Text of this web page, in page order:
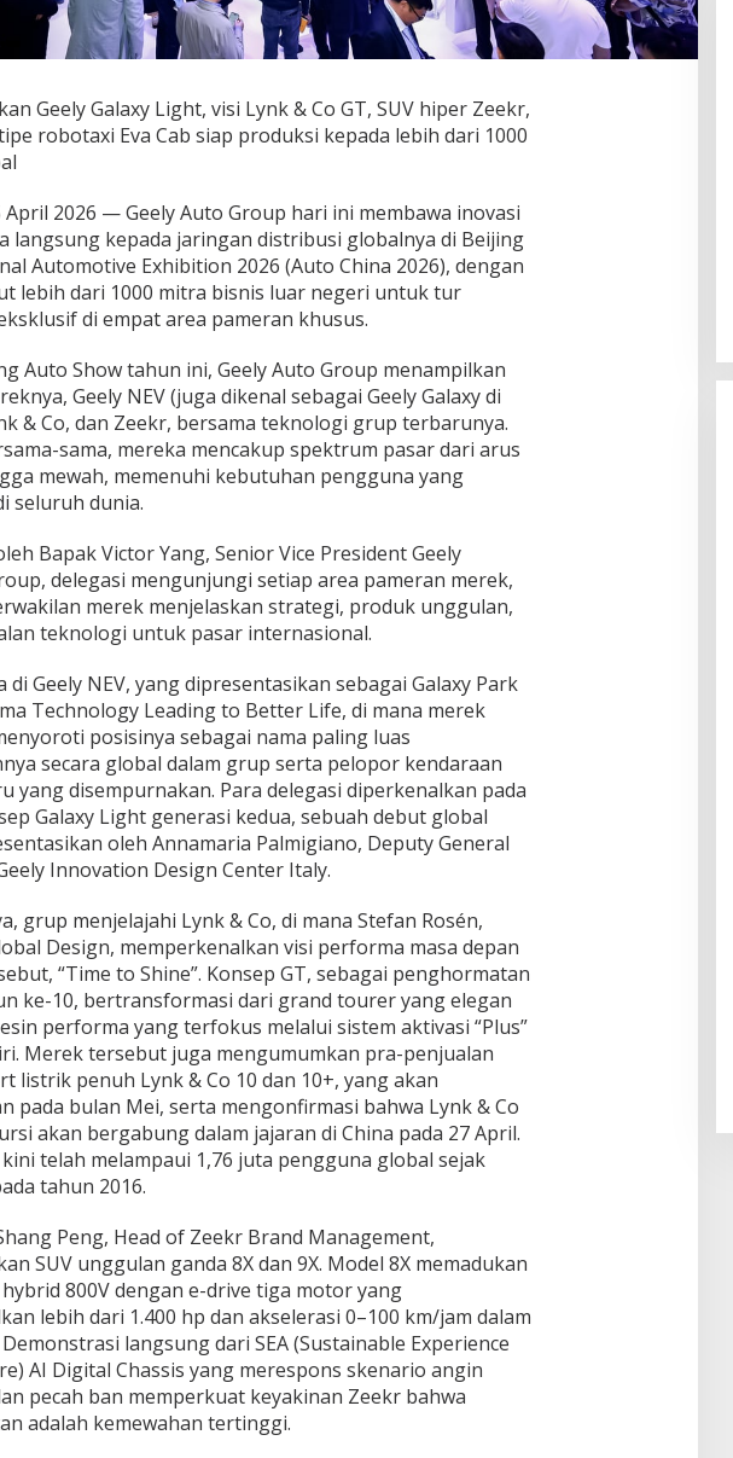
i
u
t
o
i
a
2
0
2
Geely Galaxy Light, visi Lynk & Co GT, SUV hiper Zeekr,
robotaxi Eva Cab siap produksi kepada lebih dari 1000
April 2026 — Geely Auto Group hari ini membawa inovasi
langsung kepada jaringan distribusi globalnya di Beijing
Automotive Exhibition 2026 (Auto China 2026), dengan
lebih dari 1000 mitra bisnis luar negeri untuk tur
di empat area pameran khusus.
Auto Show tahun ini, Geely Auto Group menampilkan
Geely NEV (juga dikenal sebagai Geely Galaxy di
& Co, dan Zeekr, bersama teknologi grup terbarunya.
sama, mereka mencakup spektrum pasar dari arus
mewah, memenuhi kebutuhan pengguna yang
seluruh dunia.
Bapak Victor Yang, Senior Vice President Geely
delegasi mengunjungi setiap area pameran merek,
merek menjelaskan strategi, produk unggulan,
teknologi untuk pasar internasional.
di Geely NEV, yang dipresentasikan sebagai Galaxy Park
Technology Leading to Better Life, di mana merek
posisinya sebagai nama paling luas
secara global dalam grup serta pelopor kendaraan
yang disempurnakan. Para delegasi diperkenalkan pada
Galaxy Light generasi kedua, sebuah debut global
oleh Annamaria Palmigiano, Deputy General
Innovation Design Center Italy.
grup menjelajahi Lynk & Co, di mana Stefan Rosén,
Design, memperkenalkan visi performa masa depan
“Time to Shine”. Konsep GT, sebagai penghormatan
ke-10, bertransformasi dari grand tourer yang elegan
performa yang terfokus melalui sistem aktivasi “Plus”
Merek tersebut juga mengumumkan pra-penjualan
listrik penuh Lynk & Co 10 dan 10+, yang akan
pada bulan Mei, serta mengonfirmasi bahwa Lynk & Co
akan bergabung dalam jajaran di China pada 27 April.
kini telah melampaui 1,76 juta pengguna global sejak
tahun 2016.
Peng, Head of Zeekr Brand Management,
SUV unggulan ganda 8X dan 9X. Model 8X memadukan
800V dengan e-drive tiga motor yang
lebih dari 1.400 hp dan akselerasi 0–100 km/jam dalam
langsung dari SEA (Sustainable Experience
AI Digital Chassis yang merespons skenario angin
pecah ban memperkuat keyakinan Zeekr bahwa
adalah kemewahan tertinggi.
ES Terancam UU ITE, Forwatu
Banten Bereaksi Keras: Jangan
Bungkam Pelapor!
Di Daerah, Layanan Publik, Nusantara, Organisasi,
Pemerintahan, Politik